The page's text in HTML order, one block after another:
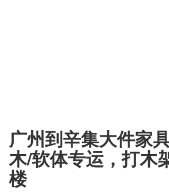
广州到辛集大件家
木/软体专运，打木
楼